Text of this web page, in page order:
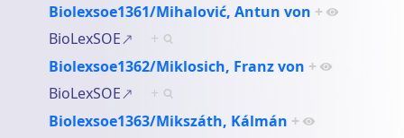
Biolexsoe1361/Mihalović, Antun von +
BioLexSOE
+
Biolexsoe1362/Miklosich, Franz von +
BioLexSOE
+
Biolexsoe1363/Mikszáth, Kálmán +